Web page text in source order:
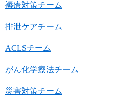
褥瘡対策チーム
排泄ケアチーム
ACLSチーム
がん化学療法チーム
災害対策チーム